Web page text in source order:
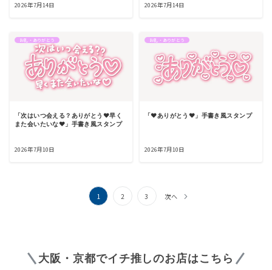
2026年7月14日 2026年7月14日
お礼・ありがとう
「次はいつ会える？ありがとう♥早く
また会いたいな♥」手書き風スタンプ
2026年7月10日
お礼・ありがとう
「♥ありがとう♥」手書き風スタンプ
2026年7月10日
1 2 3 次へ
大阪・京都でイチ推しのお店はこちら